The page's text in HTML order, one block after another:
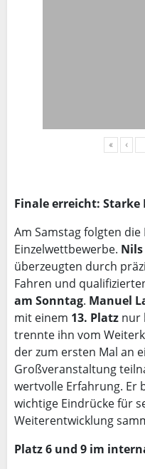
« ‹
Finale erreicht: Starke
Am Samstag folgten
Einzelwettbewerbe.
überzeugten durch
Fahren und
am Sonntag. Manuel
mit einem 13. Platz nur
trennte ihn vom
der zum ersten Mal an
Großveranstaltung
wertvolle Erfahrung. Er
wichtige Eindrücke für
Weiterentwicklung
Platz 6 und 9 im